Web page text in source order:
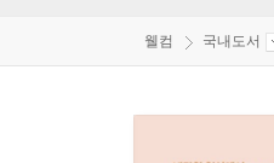
웰컴 국내도서